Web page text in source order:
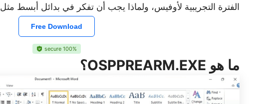
الفترة التجريبية لأوفيس، ولماذا يجب أن تفكر في بدائل أبسط مثل WPS Office.
Free Download
100% secure
ما هو OSPPREARM.EXE؟